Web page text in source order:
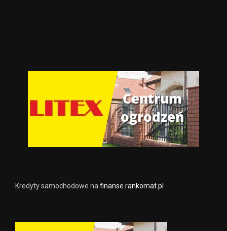
Kredyty samochodowe na finanse.rankomat.pl